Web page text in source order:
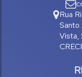
Rua
Santo
Vista,